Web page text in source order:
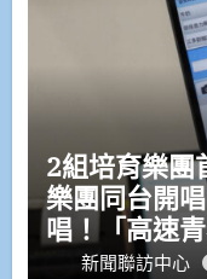
2組培育樂
樂團同台開
唱！「高速
登場新聞聯訪中心